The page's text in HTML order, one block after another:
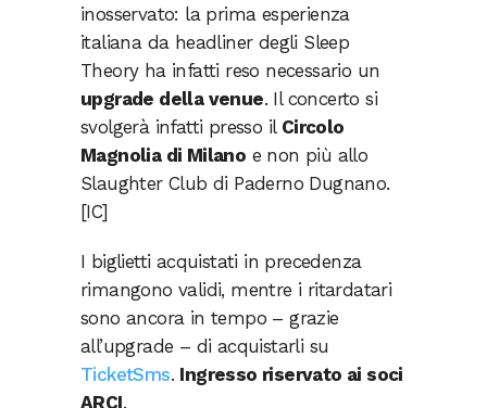
inosservato: la prima esperienza
italiana da headliner degli Sleep
Theory ha infatti reso necessario un
upgrade della venue. Il concerto si
svolgerà infatti presso il Circolo
Magnolia di Milano e non più allo
Slaughter Club di Paderno Dugnano.
[IC]
I biglietti acquistati in precedenza
rimangono validi, mentre i ritardatari
sono ancora in tempo – grazie
all’upgrade – di acquistarli su
TicketSms. Ingresso riservato ai soci
ARCI.